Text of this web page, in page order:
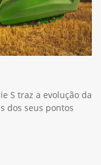
S traz a evolução da
dos seus pontos